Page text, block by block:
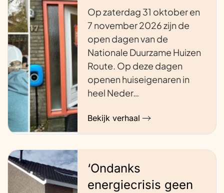
Op zaterdag 31 oktober en
7 november 2026 zijn de
open dagen van de
Nationale Duurzame Huizen
Route. Op deze dagen
openen huiseigenaren in
heel Neder…
Bekijk verhaal
‘Ondanks
energiecrisis geen